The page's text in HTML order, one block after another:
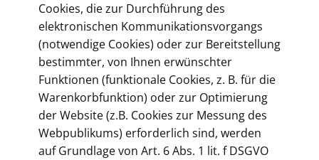
Cookies, die zur Durchführung des
elektronischen Kommunikationsvorgangs
(notwendige Cookies) oder zur Bereitstellung
bestimmter, von Ihnen erwünschter
Funktionen (funktionale Cookies, z. B. für die
Warenkorbfunktion) oder zur Optimierung
der Website (z.B. Cookies zur Messung des
Webpublikums) erforderlich sind, werden
auf Grundlage von Art. 6 Abs. 1 lit. f DSGVO